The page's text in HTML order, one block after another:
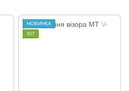
НОВИНКА
ХІТ